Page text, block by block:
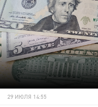
29 ИЮЛЯ 14:55